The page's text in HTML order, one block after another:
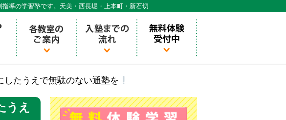
導の学習塾です。天美・西長堀・上本町・新石切
したうえで無駄のない通塾を
うえ